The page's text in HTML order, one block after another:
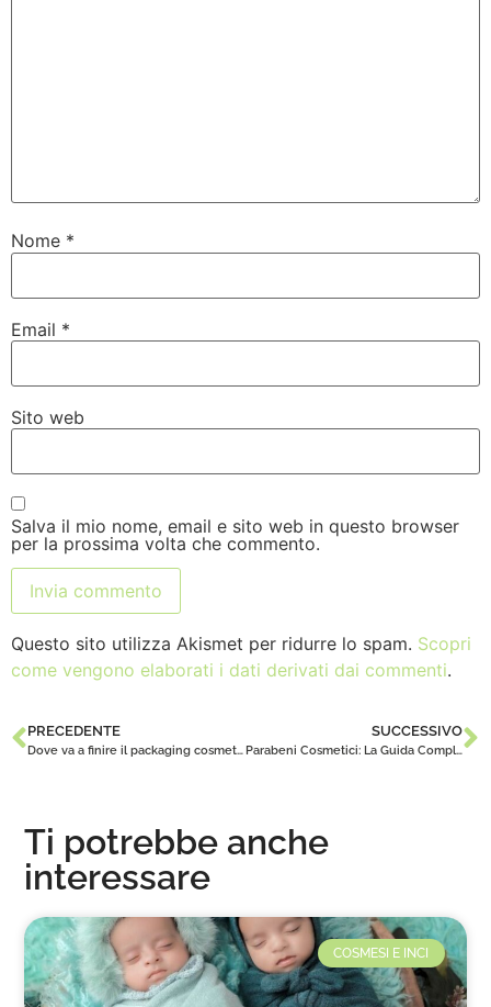
Nome *
Email *
Sito web
Salva il mio nome, email e sito web in questo browser
per la prossima volta che commento.
Questo sito utilizza Akismet per ridurre lo spam. Scopri
come vengono elaborati i dati derivati dai commenti.
PRECEDENTE
Dove va a finire il packaging cosmetico?
SUCCESSIVO
Parabeni Cosmetici: La Guida Completa Basata sulla Scienza
Ti potrebbe anche
interessare
COSMESI E INCI